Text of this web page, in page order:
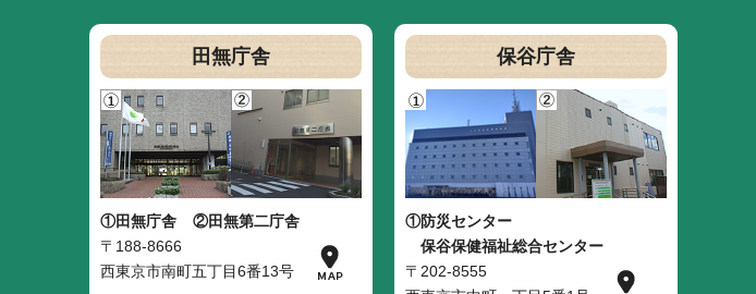
田無庁舎
①田無庁舎
②田無第二庁舎
〒188-8666
西東京市南町五丁目6番13号
保谷庁舎
①防災センター
保谷保健福祉総合センター
〒202-8555